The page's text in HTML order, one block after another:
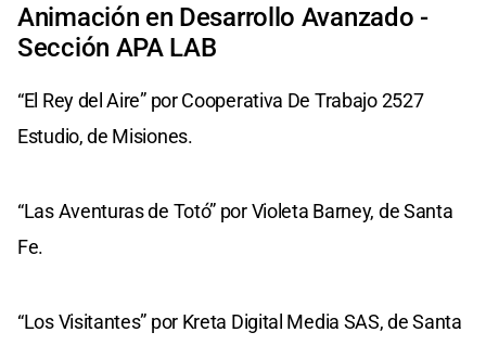
Animación en Desarrollo Avanzado -
Sección APA LAB
“El Rey del Aire” por Cooperativa De Trabajo 2527
Estudio, de Misiones.
“Las Aventuras de Totó” por Violeta Barney, de Santa
Fe.
“Los Visitantes” por Kreta Digital Media SAS, de Santa